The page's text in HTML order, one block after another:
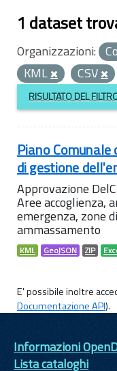
1 dataset
Organizzazioni:
KML
CSV
RISULTATO DEL
Piano
di gestione
Approvazione
Aree accoglienza,
emergenza, zone
ammassamento
KML GeoJSON ZIP
E' possibile inoltre
Documentazione API).
Informazioni
Lista cataloghi